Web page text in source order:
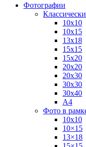
Фотографии
10х10
10х15
13х18
15х15
15х20
20х20
20х30
30х30
30х40
А4
Фото в
10х10
10×15
13×18